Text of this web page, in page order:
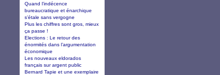
Quand l’indécence
bureaucratique et énarchique
s’étale sans vergogne
Plus les chiffres sont gros, mieux
ça passe !
Elections : Le retour des
énormités dans l’argumentation
économique
Les nouveaux eldorados
français sur argent public
Bernard Tapie et une exemplaire